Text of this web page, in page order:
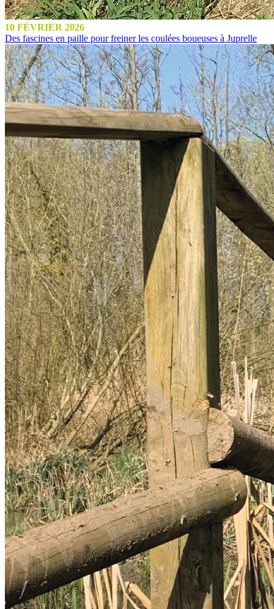
10 FÉVRIER 2026
Des fascines en paille pour freiner les coulées boueuses à Juprelle